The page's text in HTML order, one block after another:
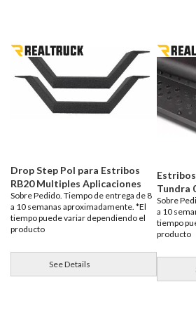
Drop Step Pol para Estribos
RB20 Multiples Aplicaciones
Sobre Pedido. Tiempo de entrega de 8
a 10 semanas aproximadamente. *El
tiempo puede variar dependiendo el
producto
See Details
Tundra
Sobre
a 10
tiempo
producto